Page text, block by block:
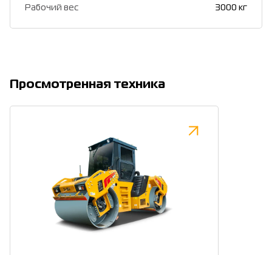
Рабочий вес 3000 кг
Просмотренная техника